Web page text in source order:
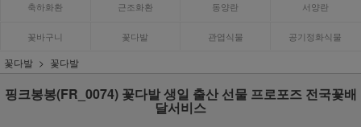
축하화환 근조화환 동양란 서양란
꽃바구니 꽃다발 관엽식물 공기정화식물
꽃다발 꽃다발
핑크봉봉(FR_0074) 꽃다발 생일 출산 선물 프로포즈 전국꽃배
달서비스